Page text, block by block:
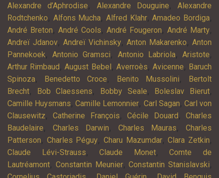
Alexandre d’Aphrodise, Alexandre Douguine, Alexandre
Rodtchenko, Alfons Mucha,Alfred Klahr,Amadeo Bordiga,
André Breton, André Cools, André Fougeron, André Marty,
Andreï Jdanov, Andreï Vichinsky, Anton Makarenko, Anton
Pannekoek,Antonio Gramsci, Antonio Labriola,Aristote,
Arthur Rimbaud ,August Bebel , Averroès, Avicenne, Baruch
Spinoza, Benedetto Croce, Benito Mussolini,
Bertolt
Brecht, Bob Claessens, Bobby Seale, Boleslav Bierut,
Camille Huysmans,Camille Lemonnier, Carl Sagan, Carl von
Clausewitz,Catherine François,Cécile Douard ,Charles
Baudelaire, Charles Darwin, Charles Mauras, Charles
Patterson, Charles Péguy,Charu Mazumdar,Clara Zetkin,
Claude Lévi-Strauss,Claude Monet,Comte de
Lautréamont, Constantin Meunier,Constantin Stanislavski,